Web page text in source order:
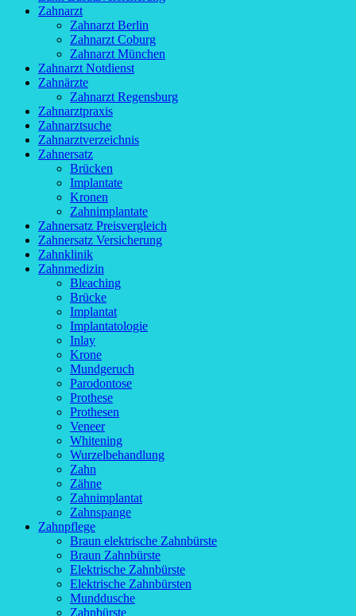
Zahnarzt
Zahnarzt Berlin
Zahnarzt Coburg
Zahnarzt München
Zahnarzt Notdienst
Zahnärzte
Zahnarzt Regensburg
Zahnarztpraxis
Zahnarztsuche
Zahnarztverzeichnis
Zahnersatz
Brücken
Implantate
Kronen
Zahnimplantate
Zahnersatz Preisvergleich
Zahnersatz Versicherung
Zahnklinik
Zahnmedizin
Bleaching
Brücke
Implantat
Implantatologie
Inlay
Krone
Mundgeruch
Parodontose
Prothese
Prothesen
Veneer
Whitening
Wurzelbehandlung
Zahn
Zähne
Zahnimplantat
Zahnspange
Zahnpflege
Braun elektrische Zahnbürste
Braun Zahnbürste
Elektrische Zahnbürste
Elektrische Zahnbürsten
Munddusche
Zahnbürste